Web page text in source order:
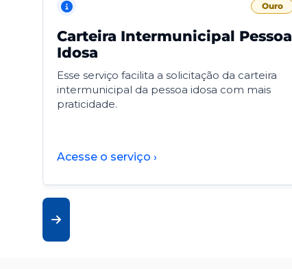
Ouro
Carteira Intermunicipal Pessoa
Idosa
Esse serviço facilita a solicitação da carteira
intermunicipal da pessoa idosa com mais
praticidade.
Acesse o serviço ›